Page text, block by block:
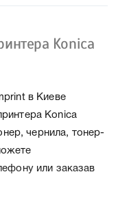
Konica
в Киеве
Konica
чернила, тонер-
или заказав